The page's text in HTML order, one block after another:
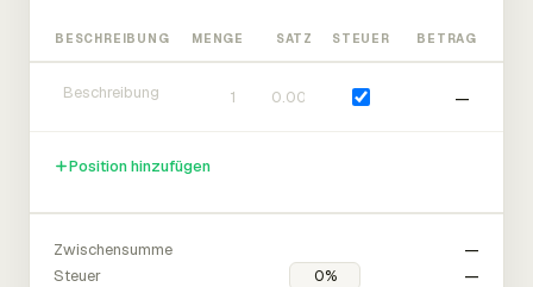
BESCHREIBUNG MENGE SATZ STEUER BETRAG
—
Position hinzufügen
Zwischensumme
—
Steuer
—